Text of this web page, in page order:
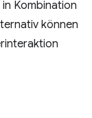
Kombination
können